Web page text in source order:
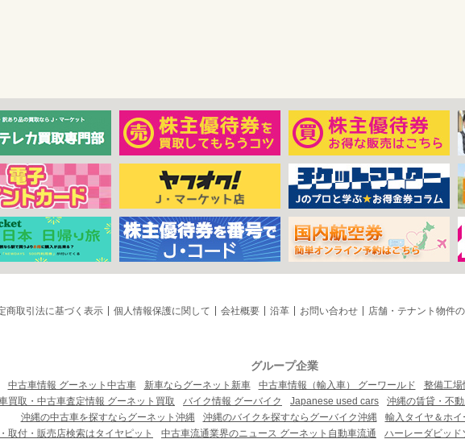
商取引法に基づく表示 個人情報保護に関して 会社概要 沿革 お問い合わせ 店舗・テナント物件
グループ企業
中古車情報 グーネット中古車 新車ならグーネット新車 中古車情報（輸入車） グーワールド
整備工場
買取・中古車査定情報 グーネット買取
バイク情報 グーバイク Japanese used cars
沖縄の賃貸・不
沖縄の中古車を探すならグーネット沖縄
沖縄のバイクを探すならグーバイク沖縄
輸入タイヤ＆ホ
取付・販売店検索はタイヤピット
中古車流通業界のニュース グーネット自動車流通 ハーレーダビッド